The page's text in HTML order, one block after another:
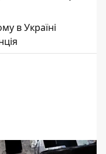
в Україні